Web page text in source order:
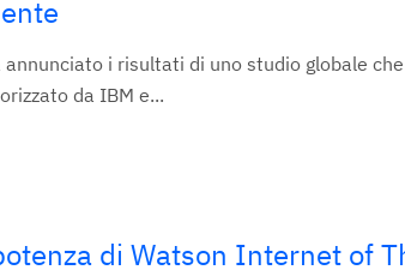
i risultati di uno studio globale
da IBM e...
di Watson Internet of